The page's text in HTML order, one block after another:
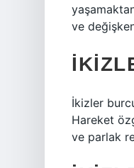
ve
İkizler
Hareket
ve parlak